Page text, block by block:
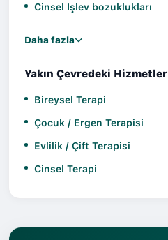
Cinsel Işlev bozuklukları
Daha fazla
Yakın Çevredeki Hizmetler
Bireysel Terapi
Çocuk / Ergen Terapisi
Evlilik / Çift Terapisi
Cinsel Terapi